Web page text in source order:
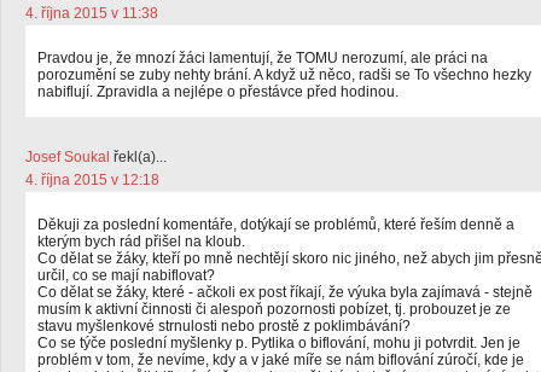
4. října 2015 v 11:38
Pravdou je, že mnozí žáci lamentují, že TOMU nerozumí, ale práci na
porozumění se zuby nehty brání. A když už něco, radši se To všechno hezky
nabiflují. Zpravidla a nejlépe o přestávce před hodinou.
Josef Soukal řekl(a)...
4. října 2015 v 12:18
Děkuji za poslední komentáře, dotýkají se problémů, které řeším denně a
kterým bych rád přišel na kloub.
Co dělat se žáky, kteří po mně nechtějí skoro nic jiného, než abych jim
určil, co se mají nabiflovat?
Co dělat se žáky, které - ačkoli ex post říkají, že výuka byla zajímavá - stejně
musím k aktivní činnosti či alespoň pozornosti pobízet, tj. probouzet je ze
stavu myšlenkové strnulosti nebo prostě z poklimbávání?
Co se týče poslední myšlenky p. Pytlika o biflování, mohu ji potvrdit. Jen je
problém v tom, že nevíme, kdy a v jaké míře se nám biflování zúročí, kde je